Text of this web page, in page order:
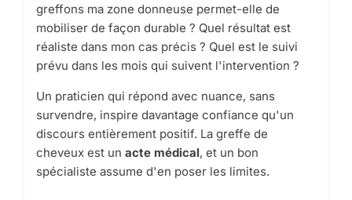
greffons ma zone donneuse permet-elle de
mobiliser de façon durable ? Quel résultat est
réaliste dans mon cas précis ? Quel est le suivi
prévu dans les mois qui suivent l'intervention ?
Un praticien qui répond avec nuance, sans
survendre, inspire davantage confiance qu'un
discours entièrement positif. La greffe de
cheveux est un acte médical, et un bon
spécialiste assume d'en poser les limites.